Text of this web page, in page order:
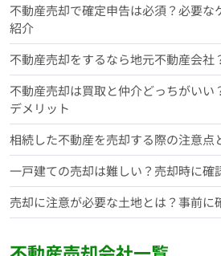
不動産売却で確定申告は必須？必要な
紹介
不動産売却をするなら地元不動産会社
不動産売却は買取と仲介どっちがいい
デメリット
相続した不動産を売却する際の注意点
一戸建ての売却は難しい？売却時に確
売却に注意が必要な土地とは？事前に